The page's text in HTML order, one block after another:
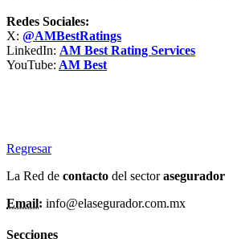
Redes Sociales:
X: @AMBestRatings
LinkedIn: AM Best Rating Services
YouTube: AM Best
Regresar
La Red de contacto del sectorasegurador
Email: info@elasegurador.com.mx
Secciones